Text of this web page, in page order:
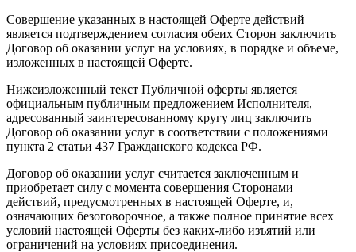
Совершение указанных в настоящей Оферте действий
является подтверждением согласия обеих Сторон заключить
Договор об оказании услуг на условиях, в порядке и объеме,
изложенных в настоящей Оферте.
Нижеизложенный текст Публичной оферты является
официальным публичным предложением Исполнителя,
адресованный заинтересованному кругу лиц заключить
Договор об оказании услуг в соответствии с положениями
пункта 2 статьи 437 Гражданского кодекса РФ.
Договор об оказании услуг считается заключенным и
приобретает силу с момента совершения Сторонами
действий, предусмотренных в настоящей Оферте, и,
означающих безоговорочное, а также полное принятие всех
условий настоящей Оферты без каких-либо изъятий или
ограничений на условиях присоединения.